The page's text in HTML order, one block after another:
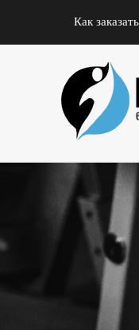
Как